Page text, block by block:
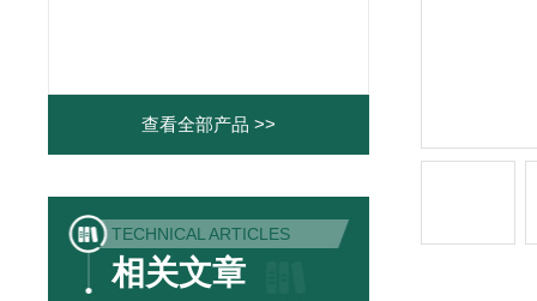
查看全部产品 >>
TECHNICAL ARTICLES
相关文章